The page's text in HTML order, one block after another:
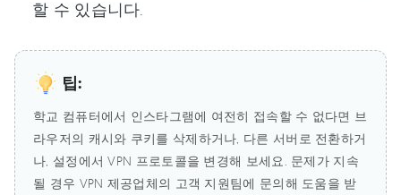
할 수 있습니다.
팁:
학교 컴퓨터에서 인스타그램에 여전히 접속할 수 없다면 브
라우저의 캐시와 쿠키를 삭제하거나, 다른 서버로 전환하거
나, 설정에서 VPN 프로토콜을 변경해 보세요. 문제가 지속
될 경우 VPN 제공업체의 고객 지원팀에 문의해 도움을 받